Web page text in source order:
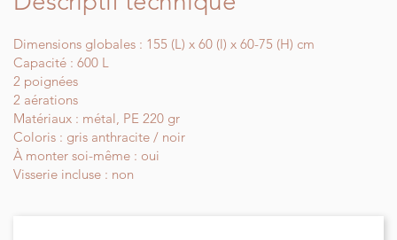
Dimensions globales : 155 (L) x 60 (l) x 60-75 (H) cm
Capacité : 600 L
2 poignées
2 aérations
Matériaux : métal, PE 220 gr
Coloris : gris anthracite / noir
À monter soi-même : oui
Visserie incluse : non